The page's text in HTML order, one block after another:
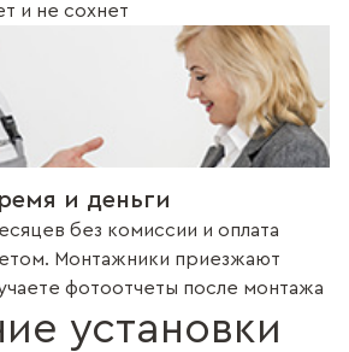
и не сохнет
и деньги
без комиссии и оплата
Монтажники приезжают
фотоотчеты после монтажа
установки